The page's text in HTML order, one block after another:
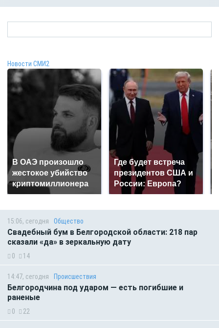
Новости СМИ2
В ОАЭ произошло
жестокое убийство
криптомиллионера
Где будет встреча
президентов США и
России: Европа?
15:06, сегодня Общество
Свадебный бум в Белгородской области: 218 пар
сказали «да» в зеркальную дату
0 14
14:47, сегодня Происшествия
Белгородчина под ударом — есть погибшие и
раненые
0 22